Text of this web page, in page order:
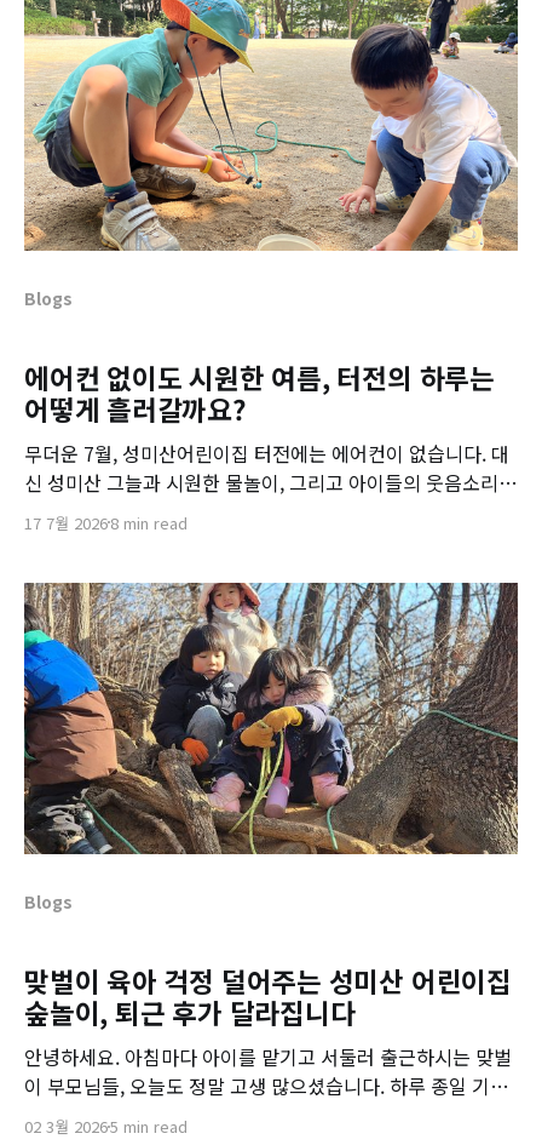
Blogs
에어컨 없이도 시원한 여름, 터전의 하루는
어떻게 흘러갈까요?
무더운 7월, 성미산어린이집 터전에는 에어컨이 없습니다. 대
신 성미산 그늘과 시원한 물놀이, 그리고 아이들의 웃음소리가
가득합니다. 공동육아 터전만의 특별한 여름나기 루틴을 소개
합니다.
17 7월 20268 min read
Blogs
맞벌이 육아 걱정 덜어주는 성미산 어린이집
숲놀이, 퇴근 후가 달라집니다
안녕하세요. 아침마다 아이를 맡기고 서둘러 출근하시는 맞벌
이 부모님들, 오늘도 정말 고생 많으셨습니다. 하루 종일 기관
에 있는 아이를 생각하면 이런 고민이 들지 않으신가요? * “실
02 3월 20265 min read